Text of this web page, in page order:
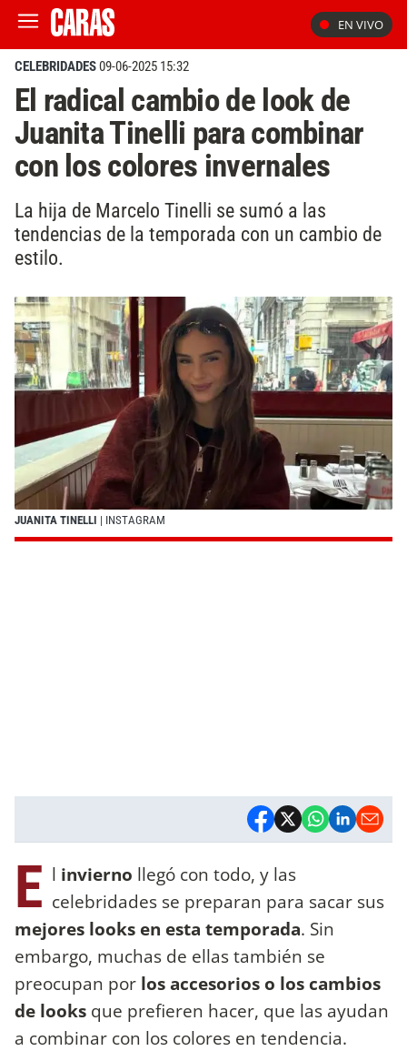
EN VIVO
CELEBRIDADES09-06-2025 15:32
El radical cambio de look de
Juanita Tinelli para combinar
con los colores invernales
La hija de Marcelo Tinelli se sumó a las
tendencias de la temporada con un cambio de
estilo.
JUANITA TINELLI | INSTAGRAM
E l invierno llegó con todo, y las
celebridades se preparan para sacar sus
mejores looks en esta temporada. Sin
embargo, muchas de ellas también se
preocupan por los accesorios o los cambios
de looks que prefieren hacer, que las ayudan
a combinar con los colores en tendencia.